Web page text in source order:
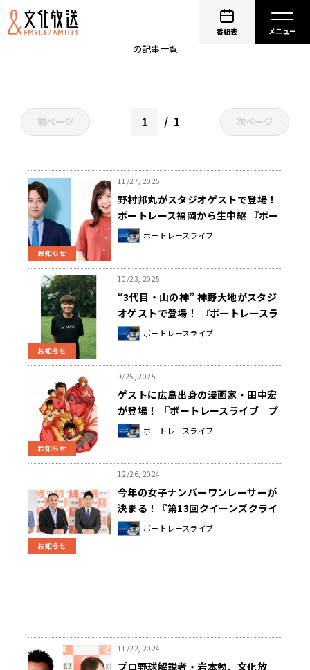
番組表
の記事一覧
前ページ 1 次ページ
お知らせ
11/27, 2025
野村邦丸がスタジオゲストで登場！
ボートレース福岡から生中継 『ボー
トレースライブ SG 第28回チャレン
ジカップ優勝戦 実況中継』
ボートレースライブ
お知らせ
10/23, 2025
“3代目・山の神” 神野大地がスタジ
オゲストで登場！ 『ボートレースラ
イブ SG 第72回ボートレースダービ
ー 優勝戦 実況中継』 10/26（日）
ボートレースライブ
お知らせ
9/25, 2025
ゲストに広島出身の漫画家・田中宏
が登場！ 『ボートレースライブ プ
レミアムGⅠ 第12回ヤングダービ
ー 優勝戦 実況中継』 9/28（日）
ボートレースライブ
お知らせ
12/26, 2024
今年の女子ナンバーワンレーサーが
決まる！『第13回クイーンズクライ
マックス 実況中継』12/31（火）
全国ネットでオンエア
ボートレースライブ
11/22, 2024
プロ野球解説者・岩本勉、文化放